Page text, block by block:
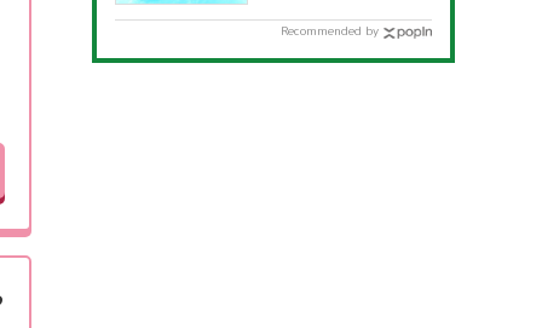
道府県別「夏季休暇
Recommended by